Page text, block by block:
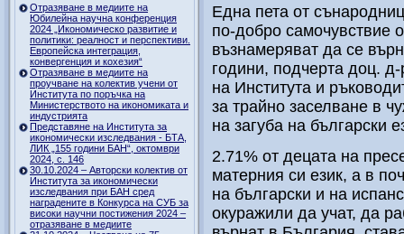
Отразяване в медиите на
Юбилейна научна конференция
2024 „Икономическо развитие и
политики: реалност и перспективи.
Европейска интеграция,
конвергенция и кохезия“
Отразяване в медиите на
проучване на колектив учени от
Института по поръчка на
Министерството на икономиката и
индустрията
Представяне на Института за
икономически изследвания - БТА,
ЛИК „155 години БАН“, октомври
2024, с. 146
30.10.2024 – Авторски колектив от
Института за икономически
изследвания при БАН сред
наградените в Конкурса на СУБ за
високи научни постижения 2024 –
отразяване в медиите
Една пета от
по-добро самочувствие
възнамеряват да се
години, подчерта доц.
на Института и
за трайно заселване в
на загуба на български
2.71% от децата на
матерния си език, а в
на български и на
окуражили да учат, да